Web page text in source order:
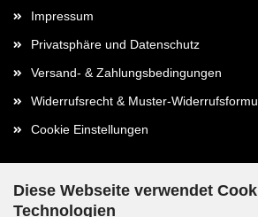
Diese Webseite verwendet
Technologien
Impressum
Privatsphäre und Datenschutz
Versand- & Zahlungsbedingungen
Widerrufsrecht & Muster-
Cookie Einstellungen